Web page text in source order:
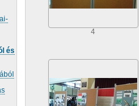
és
4